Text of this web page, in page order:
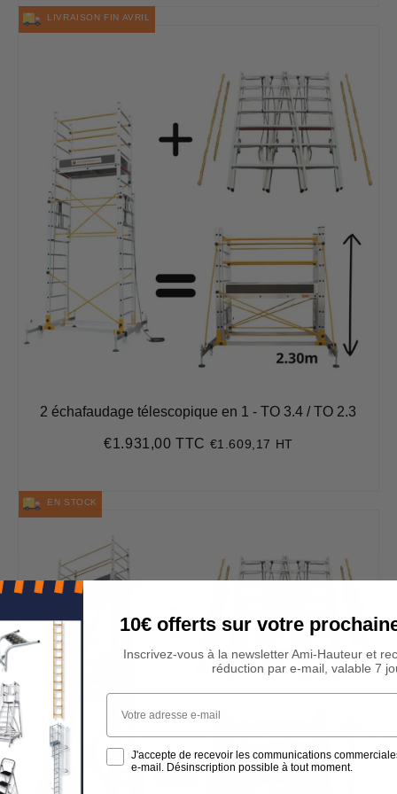
LIVRAISON FIN AVRIL
2 échafaudage télescopique en 1 - TO 3.4 / TO 2.3
Prix
€1.931,00 TTC €1.931,00
€1.609,17 HT
EN STOCK
10€ offerts sur votre
Inscrivez-vous à la newsletter Ami-Hauteur et
réduction par e-mail, valable 7
Votre adresse e-mail
J'accepte de recevoir les communications
e-mail. Désinscription possible à tout moment.